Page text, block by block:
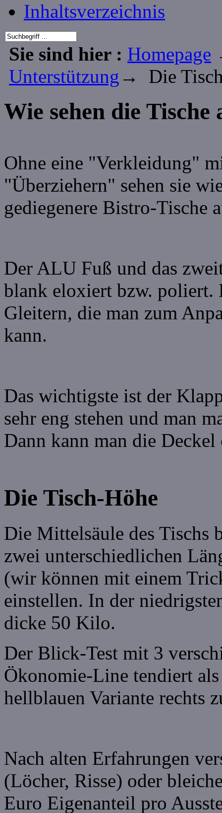
Inhaltsverzeichnis
Sie sind hier : Homepage
Unterstützung → Die
Wie sehen die Tische
Ohne eine "Verkleidung"
"Überziehern" sehen sie
gediegenere Bistro-Tische
Der ALU Fuß und das
blank eloxiert bzw. poliert.
Gleitern, die man zum
kann.
Das wichtigste ist der
sehr eng stehen und man
Dann kann man die
Die Tisch-Höhe
Die Mittelsäule des Tischs
zwei unterschiedlichen
(wir können mit einem
einstellen. In der
dicke 50 Kilo.
Der Blick-Test mit 3
Ökonomie-Line tendiert
hellblauen Variante rechts
Nach alten Erfahrungen
(Löcher, Risse) oder
Euro Eigenanteil pro